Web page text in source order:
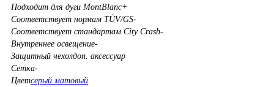
Подходит для дуги MontBlanc+
Соответствует нормам TÜV/GS-
Соответствует стандартам City Crash-
Внутреннее освещение-
Защитный чехолдоп. аксессуар
Сетка-
Цветсерый матовый